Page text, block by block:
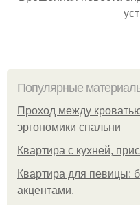
Популярные
Проход между
эргономики спальни
Квартира с кухней,
Квартира для певицы:
акцентами.